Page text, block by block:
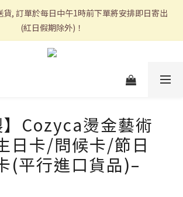
, 訂單於每日中午1時前下單將安排即日寄出
(紅日假期除外)！
】Cozyca燙金藝術
日卡/問候卡/節日
(平行進口貨品)–